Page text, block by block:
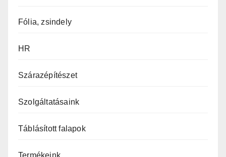
Fólia, zsindely
HR
Szárazépítészet
Szolgáltatásaink
Táblásított falapok